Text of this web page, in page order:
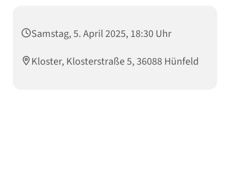
Samstag, 5. April 2025, 18:30 Uhr
Kloster, Klosterstraße 5, 36088 Hünfeld